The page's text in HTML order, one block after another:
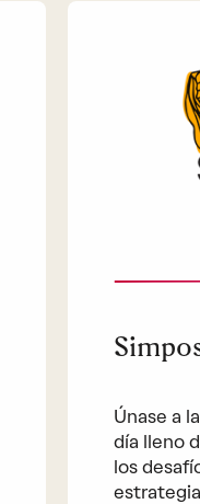
Únase a
día lleno
los